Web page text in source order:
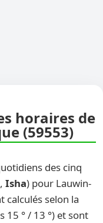
horaires de
(59553)
des cinq
Isha) pour Lauwin-
calculés selon la
15 ° / 13 °) et sont